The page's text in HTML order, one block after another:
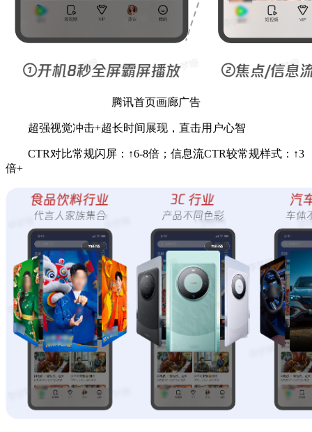
腾讯首页画廊广告
超强视觉冲击+超长时间展现，直击用户心智
CTR对比常规闪屏：↑6-8倍；信息流CTR较常规样式：↑3
倍+